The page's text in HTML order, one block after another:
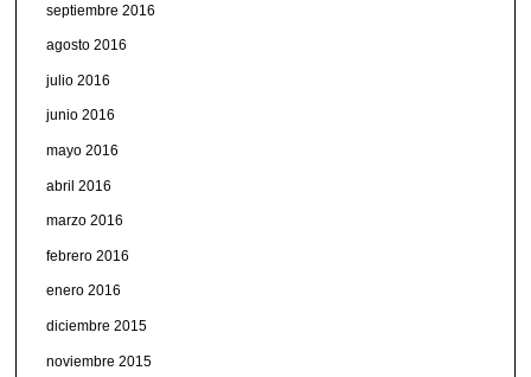
septiembre 2016
agosto 2016
julio 2016
junio 2016
mayo 2016
abril 2016
marzo 2016
febrero 2016
enero 2016
diciembre 2015
noviembre 2015